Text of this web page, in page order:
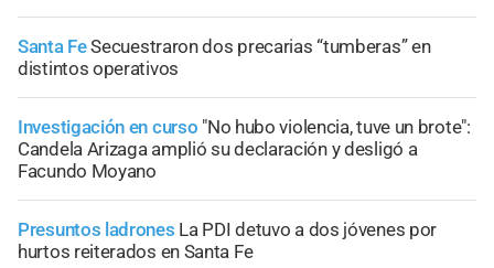
Santa FeSecuestraron dos precarias “tumberas” en
distintos operativos
Investigación en curso "No hubo violencia, tuve un brote":
Candela Arizaga amplió su declaración y desligó a
Facundo Moyano
Presuntos ladrones La PDI detuvo a dos jóvenes por
hurtos reiterados en Santa Fe